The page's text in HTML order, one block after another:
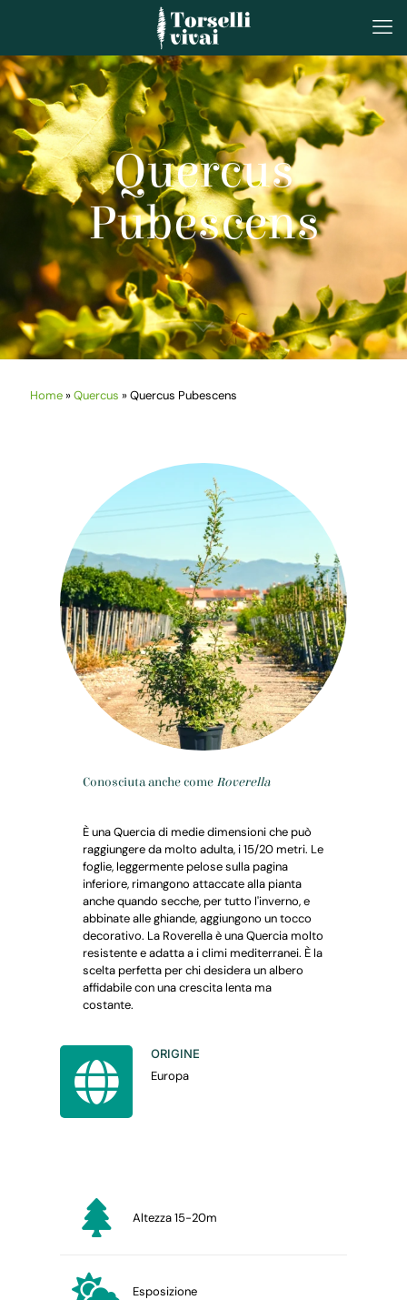
Quercus
Pubescens
Home»Quercus »Quercus Pubescens
Conosciuta anche come Roverella
È una Quercia di medie dimensioni che può
raggiungere da molto adulta, i 15/20 metri. Le
foglie, leggermente pelose sulla pagina
inferiore, rimangono attaccate alla pianta
anche quando secche, per tutto l'inverno, e
abbinate alle ghiande, aggiungono un tocco
decorativo. La Roverella è una Quercia molto
resistente e adatta a i climi mediterranei. È la
scelta perfetta per chi desidera un albero
affidabile con una crescita lenta ma
costante.
ORIGINE
Europa
Altezza 15-20m
Esposizione